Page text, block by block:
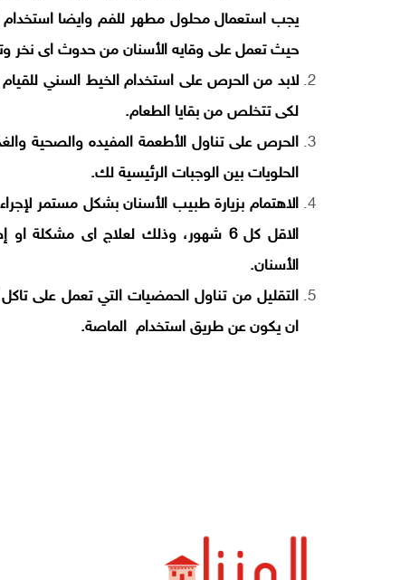
يجب استعمال محلول مطهر للفم وايضا
حيث تعمل على وقايه الأسنان من حدوث اى نخر
لابد من الحرص على استخدام الخيط السني
لكى تتخلص من بقايا الطعام.
الحرص على تناول الأطعمة المفيده والصحية
الحلويات بين الوجبات الرئيسية لك.
الاهتمام بزيارة طبيب الأسنان بشكل مستمر
الاقل كل 6 شهور، وذلك لعلاج اى
الأسنان.
التقليل من تناول الحمضيات التي تعمل على
ان يكون عن طريق استخدام الماصة.